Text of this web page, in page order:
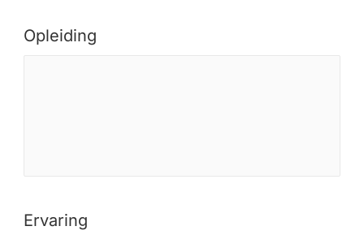
Opleiding
Ervaring